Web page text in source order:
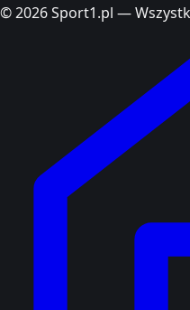
© 2026 Sport1.pl —